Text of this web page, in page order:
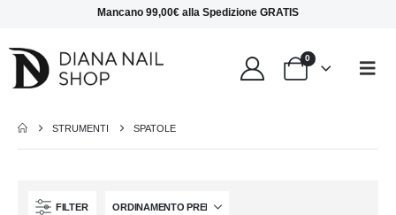
Mancano 99,00€ alla Spedizione GRATIS
0
STRUMENTI SPATOLE
FILTER